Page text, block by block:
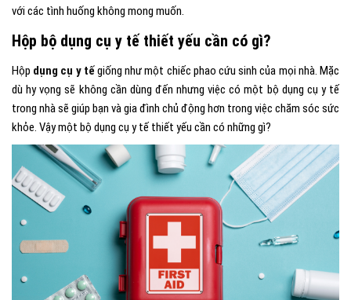
với các tình huống không mong muốn.
Hộp bộ dụng cụ y tế thiết yếu cần có gì?
Hộp dụng cụ y tếgiống như một chiếc phao cứu sinh của mọi nhà. Mặc
dù hy vọng sẽ không cần dùng đến nhưng việc có một bộ dụng cụ y tế
trong nhà sẽ giúp bạn và gia đình chủ động hơn trong việc chăm sóc sức
khỏe. Vậy một bộ dụng cụ y tế thiết yếu cần có những gì?